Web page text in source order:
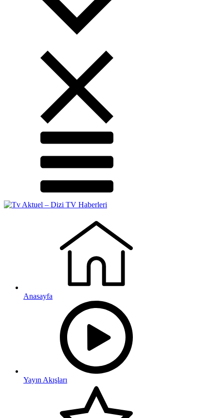
Anasayfa
Yayın Akışları